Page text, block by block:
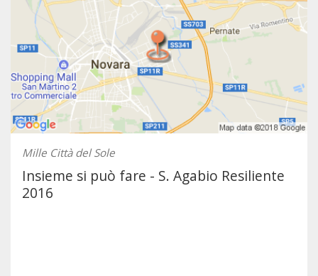
Mille Città del Sole
Insieme si può fare - S. Agabio Resiliente
2016